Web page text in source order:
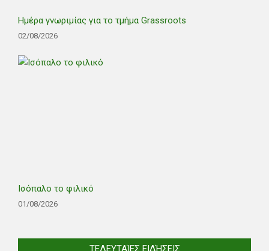
Ημέρα γνωριμίας για το τμήμα Grassroots
02/08/2026
Ισόπαλο το φιλικό
01/08/2026
ΤΕΛΕΥΤΑΊΕΣ ΕΙΔΉΣΕΙΣ